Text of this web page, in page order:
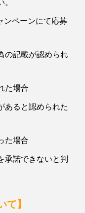
ンペーンにて応募
の記載が認められ
た場合
あると認められた
た場合
諾できないと判
て】